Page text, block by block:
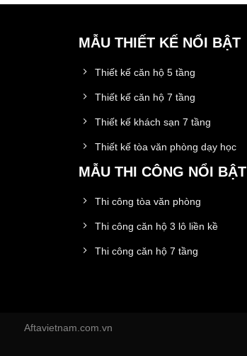
MẪU THIẾT KẾ NỔI BẬT
Thiết kế căn hộ 5 tầng
Thiết kế căn hộ 7 tầng
Thiết kế khách sạn 7 tầng
Thiết kế tòa văn phòng dạy học
MẪU THI CÔNG NỔI BẬT
Thi công tòa văn phòng
Thi công căn hộ 3 lô liền kề
Thi công căn hộ 7 tầng
Aftavietnam.com.vn